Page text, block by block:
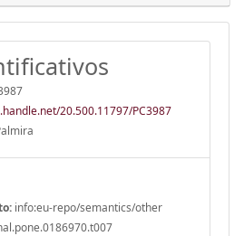
20.500.11797/PC3987
info:eu-repo/semantics/other